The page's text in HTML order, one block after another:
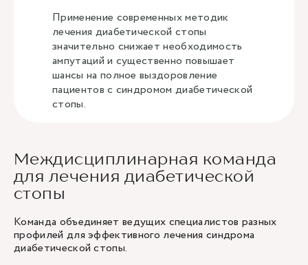
Применение современных методик
лечения диабетической стопы
значительно снижает необходимость
ампутаций и существенно повышает
шансы на полное выздоровление
пациентов с синдромом диабетической
стопы.
Междисциплинарная команда
для лечения диабетической
стопы
Команда объединяет ведущих специалистов разных
профилей для эффективного лечения синдрома
диабетической стопы.